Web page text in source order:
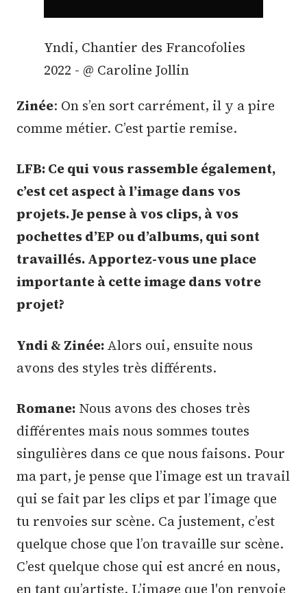
Yndi, Chantier des Francofolies
2022 - @ Caroline Jollin
Zinée: On s’en sort carrément, il y a pire
comme métier. C’est partie remise.
LFB: Ce qui vous rassemble également,
c’est cet aspect à l’image dans vos
projets. Je pense à vos clips, à vos
pochettes d’EP ou d’albums, qui sont
travaillés. Apportez-vous une place
importante à cette image dans votre
projet?
Yndi & Zinée:Alors oui, ensuite nous
avons des styles très différents.
Romane: Nous avons des choses très
différentes mais nous sommes toutes
singulières dans ce que nous faisons. Pour
ma part, je pense que l’image est un travail
qui se fait par les clips et par l’image que
tu renvoies sur scène. Ca justement, c’est
quelque chose que l’on travaille sur scène.
C’est quelque chose qui est ancré en nous,
en tant qu’artiste. L’image que l'on renvoie